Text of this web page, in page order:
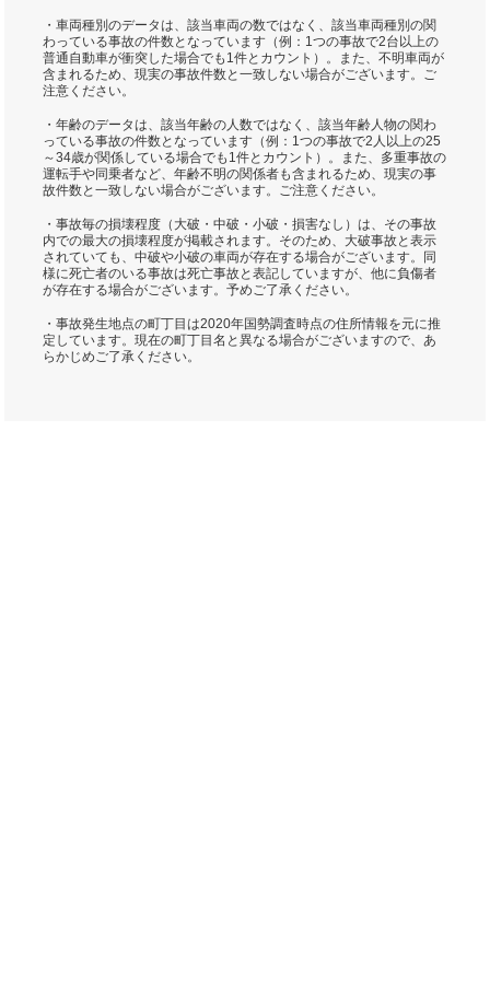
・車両種別のデータは、該当車両の数ではなく、該当車両種別の関
わっている事故の件数となっています（例：1つの事故で2台以上の
普通自動車が衝突した場合でも1件とカウント）。また、不明車両が
含まれるため、現実の事故件数と一致しない場合がございます。ご
注意ください。
・年齢のデータは、該当年齢の人数ではなく、該当年齢人物の関わ
っている事故の件数となっています（例：1つの事故で2人以上の25
～34歳が関係している場合でも1件とカウント）。また、多重事故の
運転手や同乗者など、年齢不明の関係者も含まれるため、現実の事
故件数と一致しない場合がございます。ご注意ください。
・事故毎の損壊程度（大破・中破・小破・損害なし）は、その事故
内での最大の損壊程度が掲載されます。そのため、大破事故と表示
されていても、中破や小破の車両が存在する場合がございます。同
様に死亡者のいる事故は死亡事故と表記していますが、他に負傷者
が存在する場合がございます。予めご了承ください。
・事故発生地点の町丁目は2020年国勢調査時点の住所情報を元に推
定しています。現在の町丁目名と異なる場合がございますので、あ
らかじめご了承ください。